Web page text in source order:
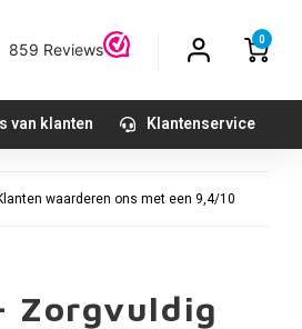
0
van klanten Klantenservice
waarderen ons met een 9,4/10
Zorgvuldig